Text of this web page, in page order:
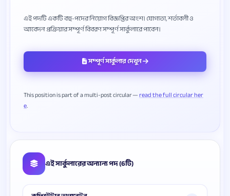
এই পদটি একটি বহু-পদের নিয়োগ বিজ্ঞপ্তির অংশ। যোগ্যতা, শর্তাবলী ও
সম্পূর্ণ সার্কুলার দেখুন
This position is part of a multi-post circular —read the full circular her
e
এই সার্কুলারের অন্যান্য পদ (6টি)